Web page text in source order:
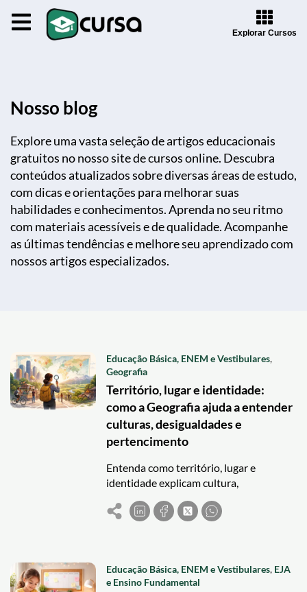
Explorar Cursos
Nosso blog
Explore uma vasta seleção de artigos educacionais
gratuitos no nosso site de cursos online. Descubra
conteúdos atualizados sobre diversas áreas de estudo,
com dicas e orientações para melhorar suas
habilidades e conhecimentos. Aprenda no seu ritmo
com materiais acessíveis e de qualidade. Acompanhe
as últimas tendências e melhore seu aprendizado com
nossos artigos especializados.
Educação Básica, ENEM e Vestibulares,
Geografia
Território, lugar e identidade:
como a Geografia ajuda a entender
culturas, desigualdades e
pertencimento
Entenda como território, lugar e
identidade explicam cultura,
desigualdades e pertencimento com
base na Geografia.
Educação Básica, ENEM e Vestibulares, EJA
e Ensino Fundamental